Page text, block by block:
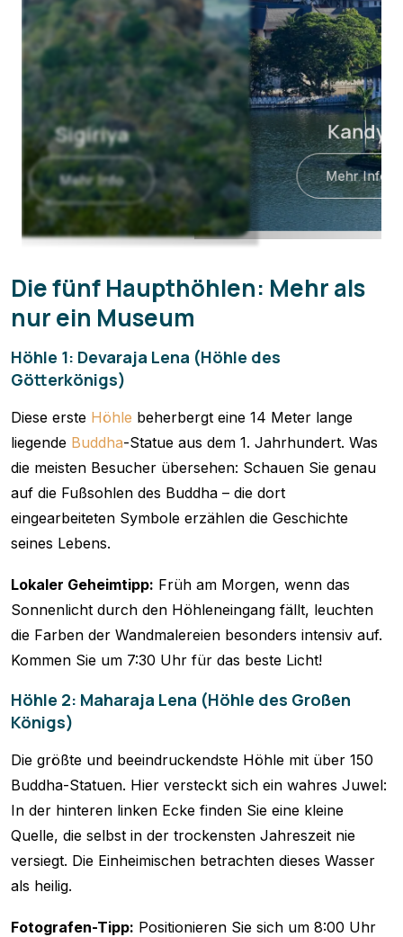
Kandy
Mehr Info
Die fünf Haupthöhlen: Mehr als
nur ein Museum
Höhle 1: Devaraja Lena (Höhle des
Götterkönigs)
Diese erste Höhle beherbergt eine 14 Meter lange
liegende Buddha-Statue aus dem 1. Jahrhundert. Was
die meisten Besucher übersehen: Schauen Sie genau
auf die Fußsohlen des Buddha – die dort
eingearbeiteten Symbole erzählen die Geschichte
seines Lebens.
Lokaler Geheimtipp: Früh am Morgen, wenn das
Sonnenlicht durch den Höhleneingang fällt, leuchten
die Farben der Wandmalereien besonders intensiv auf.
Kommen Sie um 7:30 Uhr für das beste Licht!
Höhle 2: Maharaja Lena (Höhle des Großen
Königs)
Die größte und beeindruckendste Höhle mit über 150
Buddha-Statuen. Hier versteckt sich ein wahres Juwel:
In der hinteren linken Ecke finden Sie eine kleine
Quelle, die selbst in der trockensten Jahreszeit nie
versiegt. Die Einheimischen betrachten dieses Wasser
als heilig.
Fotografen-Tipp: Positionieren Sie sich um 8:00 Uhr